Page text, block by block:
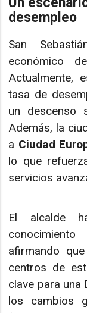
desempleo
San
económico
Actualmente,
tasa de
un descenso
Además, la
a Ciudad
lo que
servicios
El alcalde
afirmando
centros de
clave para una
los cambios